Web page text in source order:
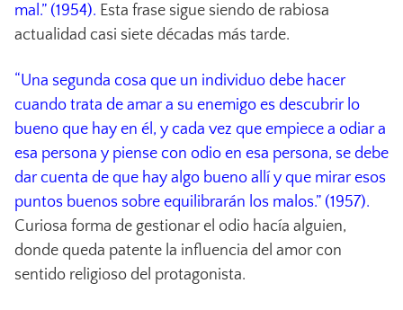
mal.” (1954). Esta frase sigue siendo de rabiosa
actualidad casi siete décadas más tarde.
“Una segunda cosa que un individuo debe hacer
cuando trata de amar a su enemigo es descubrir lo
bueno que hay en él, y cada vez que empiece a odiar a
esa persona y piense con odio en esa persona, se debe
dar cuenta de que hay algo bueno allí y que mirar esos
puntos buenos sobre equilibrarán los malos.” (1957).
Curiosa forma de gestionar el odio hacía alguien,
donde queda patente la influencia del amor con
sentido religioso del protagonista.